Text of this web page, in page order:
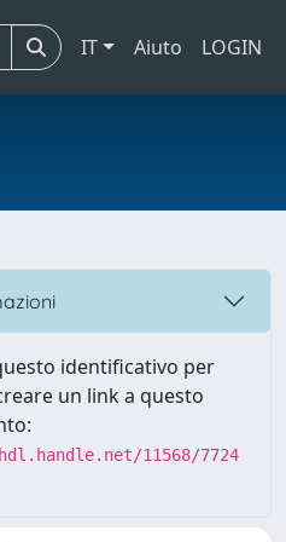
IT Aiuto LOGIN
identificativo per
un link a questo
11568/7724